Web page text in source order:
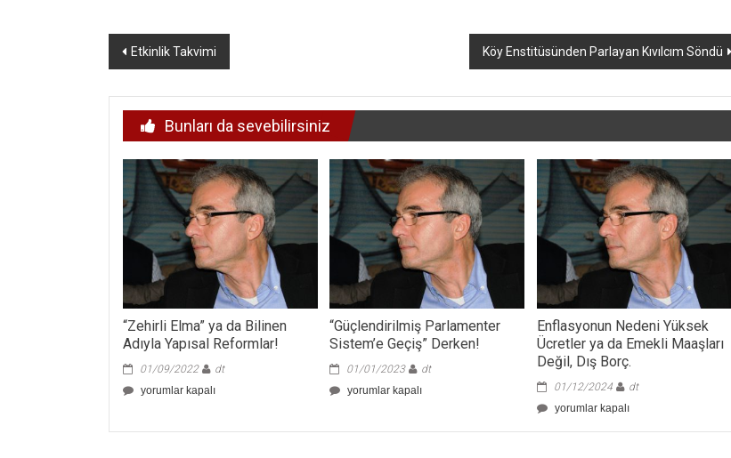
Yazı
Etkinlik Takvimi Köy Enstitüsünden Parlayan Kıvılcım Söndü
Bunları da sevebilirsiniz
“Zehirli Elma” ya da Bilinen
Adıyla Yapısal Reformlar!
01/09/2022
dt
“Zehirli
yorumlar kapalı
“Güçlendirilmiş Parlamenter
Sistem’e Geçiş” Derken!
01/01/2023
dt
“Güçlendirilmiş
yorumlar kapalı
Enflasyonun Nedeni Yüksek
Ücretler ya da Emekli Maaşları
Değil, Dış Borç.
01/12/2024
dt
Enflasyonun
yorumlar kapalı